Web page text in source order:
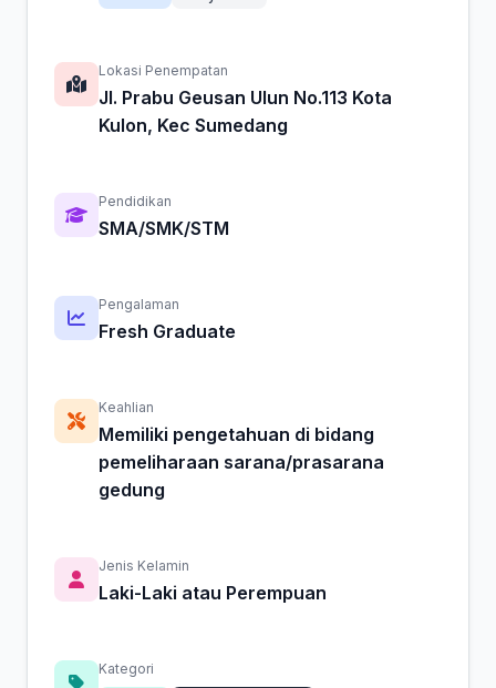
Lokasi Penempatan
Jl. Prabu Geusan Ulun No.113 Kota
Kulon, Kec Sumedang
Pendidikan
SMA/SMK/STM
Pengalaman
Fresh Graduate
Keahlian
Memiliki pengetahuan di bidang
pemeliharaan sarana/prasarana
gedung
Jenis Kelamin
Laki-Laki atau Perempuan
Kategori